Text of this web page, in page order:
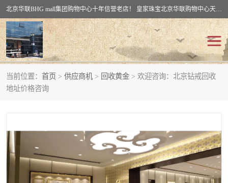
北京华联BHG mall集团购物中心十年信誉老店！ 皇家珠宝北京华联购物中心天时名苑店竭诚欢迎您。 北京市通州区（八通线）通州北苑地铁华联购物中心一层皇家珠宝 北京皇家珠宝通州黄金回收黄金首饰加工店（八通线: 通州北苑地铁华联店）：通州区通州北苑地铁华联购物中心一层皇家珠宝。
当前位置： 首页 > 供应商机 > 回收黄金 > 欢迎咨询：北京钻戒回收
地址价格咨询
回收黄金
回收翡翠玉石